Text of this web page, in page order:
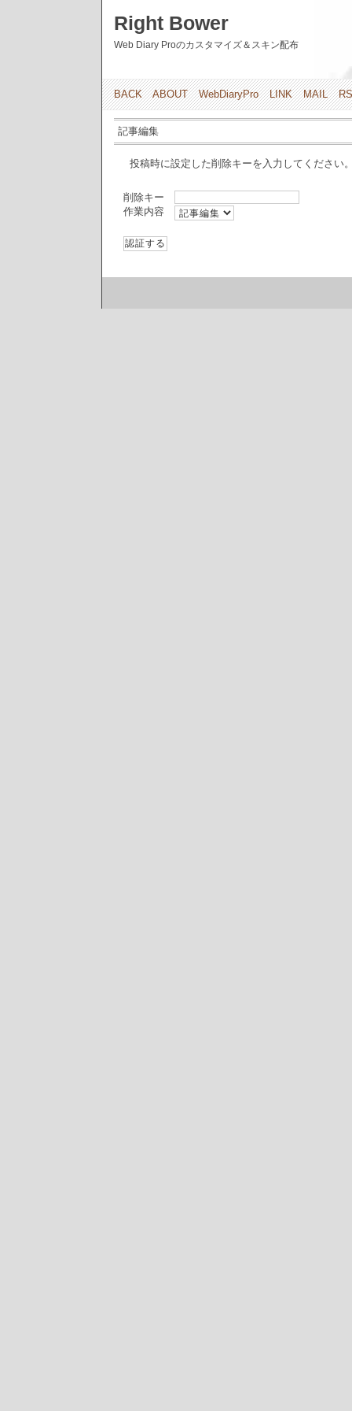
Right Bower
Web Diary Proのカスタマイズ＆スキン配布
BACK ABOUT WebDiaryPro LINK MAIL
記事編集
投稿時に設定した削除キーを入力してください
削除キー
作業内容